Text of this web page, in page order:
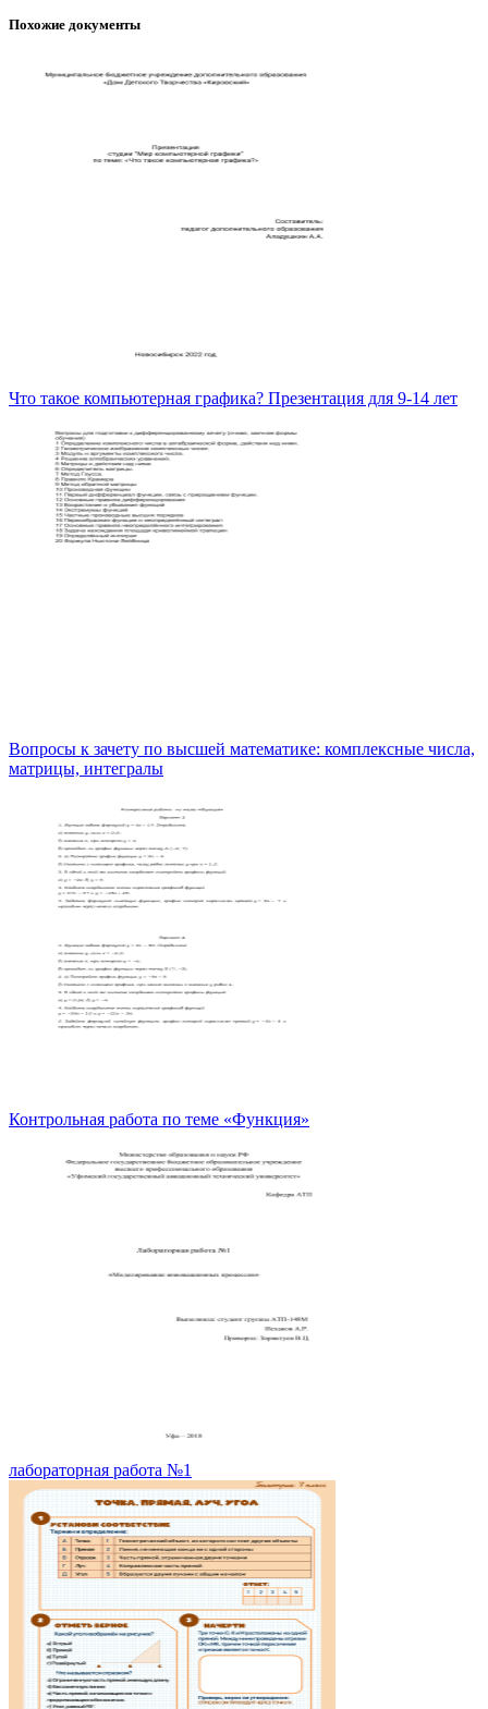
Похожие документы
Что такое компьютерная графика? Презентация для 9-14 лет
Вопросы к зачету по высшей математике: комплексные числа,
матрицы, интегралы
Контрольная работа по теме «Функция»
лабораторная работа №1